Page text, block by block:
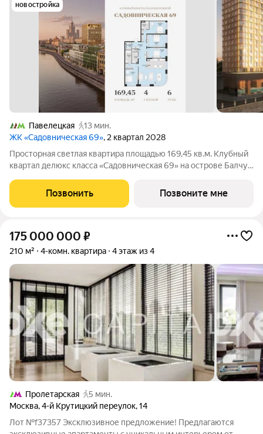
новостройка
Павелецкая
13 мин.
ЖК «Садовническая 69», 2 квартал 2028
Просторная светлая квартира площадью 169,45 кв.м. Клубный
квартал делюкс класса «Садовническая 69» на острове Балчуг
Садовнической набережной, золотой остров Балчуг. Тишина и
уединённость сочетаются с
Позвонить Позвоните мне
175 000 000 ₽
210 м² 4-комн. квартира 4 этаж из 4
Пролетарская
5 мин.
Москва,4-й Крутицкий переулок,14
Лот №f37357 Эксклюзивное предложение! Предлагаются